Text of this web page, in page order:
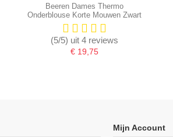
Beeren Dames Thermo
Onderblouse Korte Mouwen Zwart
(5/5) uit 4 reviews
€ 19,75
Mijn Account